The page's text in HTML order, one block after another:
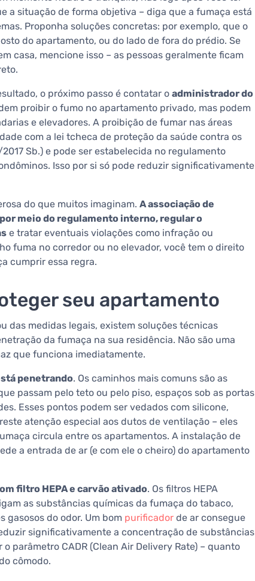
a situação de forma objetiva – diga que a fumaça está
Proponha soluções concretas: por exemplo, que o
do apartamento, ou do lado de fora do prédio. Se
casa, mencione isso – as pessoas geralmente ficam
o próximo passo é contatar o administrador do
proibir o fumo no apartamento privado, mas podem
e elevadores. A proibição de fumar nas áreas
com a lei tcheca de proteção da saúde contra os
Sb.) e pode ser estabelecida no regulamento
Isso por si só pode reduzir significativamente
do que muitos imaginam. A associação de
meio do regulamento interno, regular o
e tratar eventuais violações como infração ou
fuma no corredor ou no elevador, você tem o direito
cumprir essa regra.
seu apartamento
das medidas legais, existem soluções técnicas
da fumaça na sua residência. Não são uma
que funciona imediatamente.
penetrando. Os caminhos mais comuns são as
passam pelo teto ou pelo piso, espaços sob as portas
Esses pontos podem ser vedados com silicone,
atenção especial aos dutos de ventilação – eles
circula entre os apartamentos. A instalação de
a entrada de ar (e com ele o cheiro) do apartamento
filtro HEPA e carvão ativado. Os filtros HEPA
as substâncias químicas da fumaça do tabaco,
do odor. Um bom purificador de ar consegue
significativamente a concentração de substâncias
parâmetro CADR (Clean Air Delivery Rate) – quanto
cômodo.